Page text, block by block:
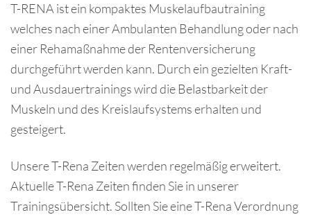
T-RENA ist ein kompaktes Muskelaufbautraining
welches nach einer Ambulanten Behandlung oder nach
einer Rehamaßnahme der Rentenversicherung
durchgeführt werden kann. Durch ein gezielten Kraft-
und Ausdauertrainings wird die Belastbarkeit der
Muskeln und des Kreislaufsystems erhalten und
gesteigert.
Unsere T-Rena Zeiten werden regelmäßig erweitert.
Aktuelle T-Rena Zeiten finden Sie in unserer
Trainingsübersicht. Sollten Sie eine T-Rena Verordnung